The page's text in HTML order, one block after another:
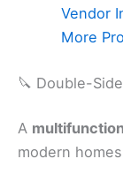
Vendor
More
🔪 Double-
A
modern